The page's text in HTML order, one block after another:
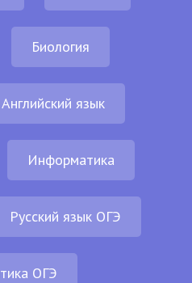
Биология
Английский язык
Информатика
Русский язык ОГЭ
ОГЭ